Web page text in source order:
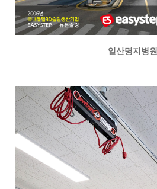
일산명지병원